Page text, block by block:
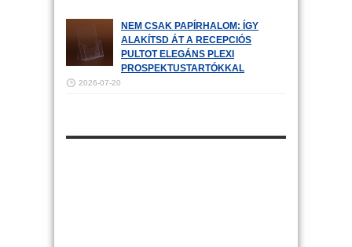
NEM CSAK PAPÍRHALOM: ÍGY
ALAKÍTSD ÁT A RECEPCIÓS
PULTOT ELEGÁNS PLEXI
PROSPEKTUSTARTÓKKAL
2026-07-20